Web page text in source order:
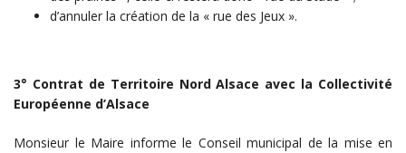
d’annuler la création de la « rue des Jeux ».
3° Contrat de Territoire Nord Alsace avec la Collectivité
Européenne d’Alsace
Monsieur le Maire informe le Conseil municipal de la mise en